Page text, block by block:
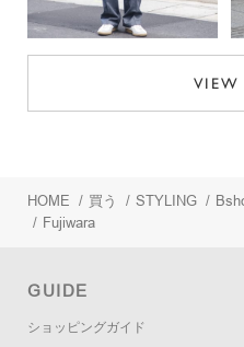
VIEW
HOME / 買う / STYLING /
/ Fujiwara
GUIDE
ショッピングガイド